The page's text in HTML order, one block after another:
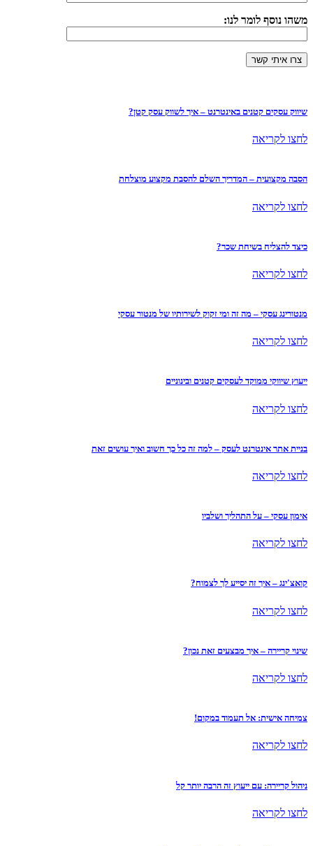
משהו נוסף לומר לנו:
שיווק עסקים קטנים באינטרנט – איך לשווק עסק קטן?
לחצו לקריאה
הסבה מקצועית – המדריך השלם להסבת מקצוע מוצלחת
לחצו לקריאה
כיצד להצליח בשיחת שכר?
לחצו לקריאה
מנטורינג עסקי – מה זה ומי זקוק לשירותיו של מנטור עסקי
לחצו לקריאה
ייעוץ שיווקי ממוקד לעסקים קטנים ובינוניים
לחצו לקריאה
בניית אתר אינטרנט לעסק – למה זה כל כך חשוב ואיך עושים זאת
לחצו לקריאה
אימון עסקי – על התהליך ושלביו
לחצו לקריאה
קואצ'ינג – איך זה יסייע לך לצמוח?
לחצו לקריאה
שינוי קריירה – איך מבצעים זאת נכון?
לחצו לקריאה
צמיחה אישית: אל תעמוד במקום!
לחצו לקריאה
ניהול קריירה: עם ייעוץ זה הרבה יותר קל
לחצו לקריאה